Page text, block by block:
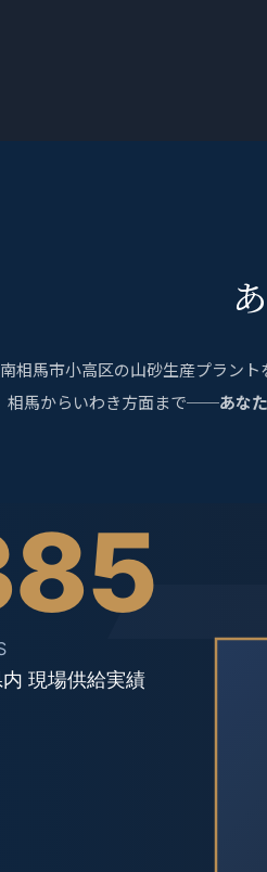
南相馬市小高区の山砂生産プラン
相馬からいわき方面まで──あな